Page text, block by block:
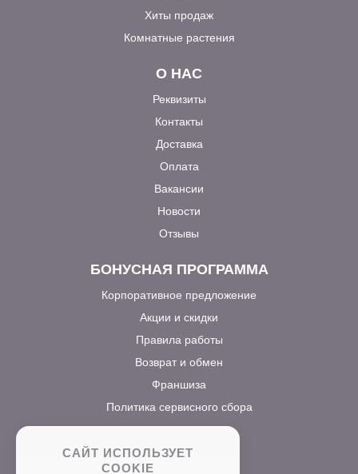
Хиты продаж
Комнатные растения
О НАС
Реквизиты
Контакты
Доставка
Оплата
Вакансии
Новости
Отзывы
БОНУСНАЯ ПРОГРАММА
Корпоративное предложение
Акции и скидки
Правила работы
Возврат и обмен
Франшиза
Политика сервисного сбора
САЙТ ИСПОЛЬЗУЕТ
COOKIE